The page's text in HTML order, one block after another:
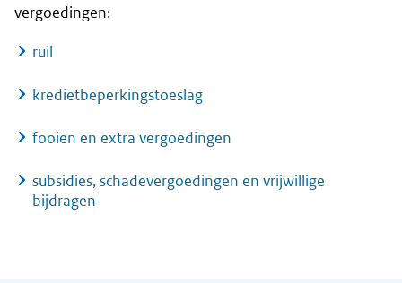
vergoedingen:
ruil
kredietbeperkingstoeslag
fooien en extra vergoedingen
subsidies, schadevergoedingen en vrijwillige
bijdragen